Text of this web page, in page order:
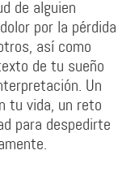
de alguien
por la pérdida
así como
de tu sueño
Un
tu vida, un reto
para despedirte